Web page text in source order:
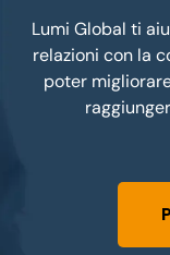
Lumi Global ti
relazioni con la
poter